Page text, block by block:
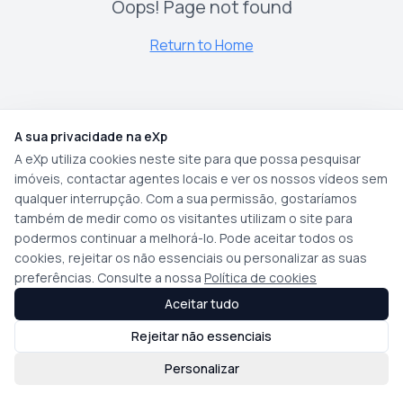
Oops! Page not found
Return to Home
A sua privacidade na eXp
A eXp utiliza cookies neste site para que possa pesquisar
imóveis, contactar agentes locais e ver os nossos vídeos sem
qualquer interrupção. Com a sua permissão, gostaríamos
também de medir como os visitantes utilizam o site para
podermos continuar a melhorá-lo. Pode aceitar todos os
cookies, rejeitar os não essenciais ou personalizar as suas
preferências. Consulte a nossa Política de cookies
Personalizar
Rejeitar não essenciais
Aceitar tudo